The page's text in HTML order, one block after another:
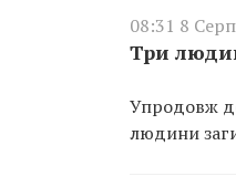
08:31 8
Три
Упродовж
людини